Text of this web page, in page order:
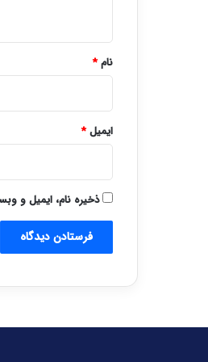
نام*
ایمیل*
ذخیره نام، ایمیل و